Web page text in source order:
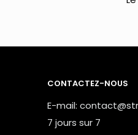
CONTACTEZ-NOUS
E-mail:
7 jours sur 7